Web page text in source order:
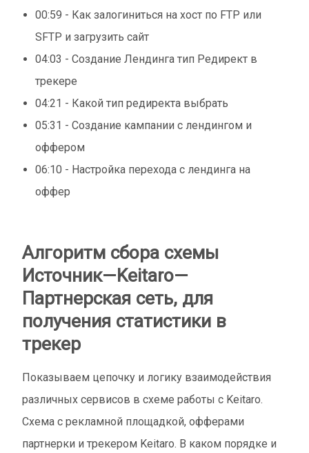
00:59 - Как залогиниться на хост по FTP или
SFTP и загрузить сайт
04:03 - Создание Лендинга тип Редирект в
трекере
04:21 - Какой тип редиректа выбрать
05:31 - Создание кампании с лендингом и
оффером
06:10 - Настройка перехода с лендинга на
оффер
Алгоритм сбора схемы
Источник—Keitaro—
Партнерская сеть, для
получения статистики в
трекер
Показываем цепочку и логику взаимодействия
различных сервисов в схеме работы с Keitaro.
Схема с рекламной площадкой, офферами
партнерки и трекером Keitaro. В каком порядке и